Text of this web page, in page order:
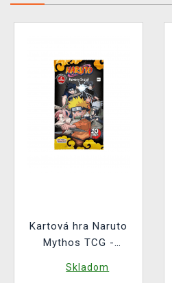
Kartová hra Naruto
Mythos TCG -
Skladom